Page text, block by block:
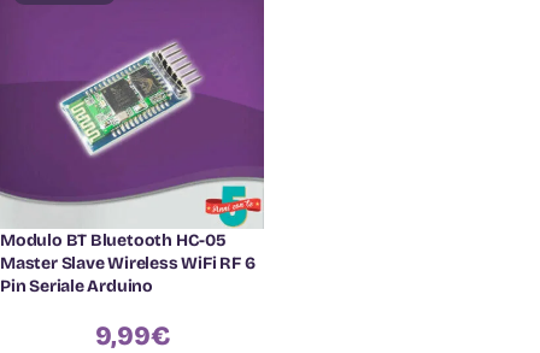
Modulo BT Bluetooth HC-05
Master Slave Wireless WiFi RF 6
Pin Seriale Arduino
9,99€